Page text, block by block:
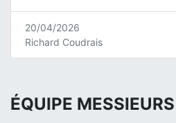
20/04/2026
Richard Coudrais
ÉQUIPE MESSIEURS